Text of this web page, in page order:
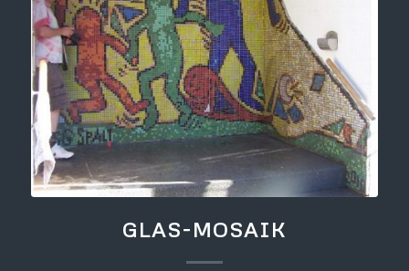
GLAS-MOSAIK